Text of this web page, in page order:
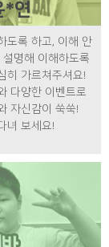
*연
도록 하고, 이해 안
명해 이해하도록
히 가르쳐주셔요!
다양한 이벤트로
자신감이 쑥쑥!
녀 보세요!